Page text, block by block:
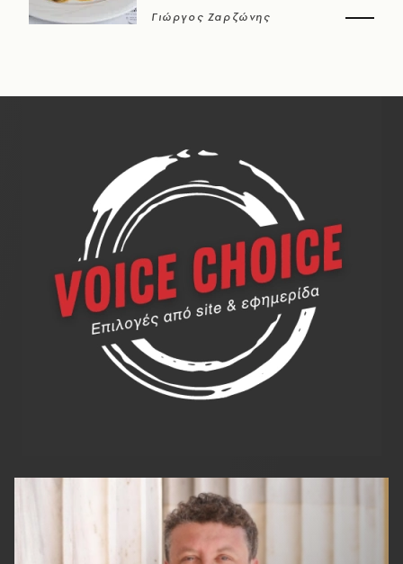
Γιώργος Ζαρζώνης